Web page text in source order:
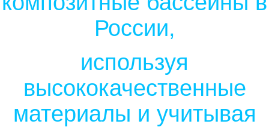
России,
используя
высококачественные
материалы и учитывая